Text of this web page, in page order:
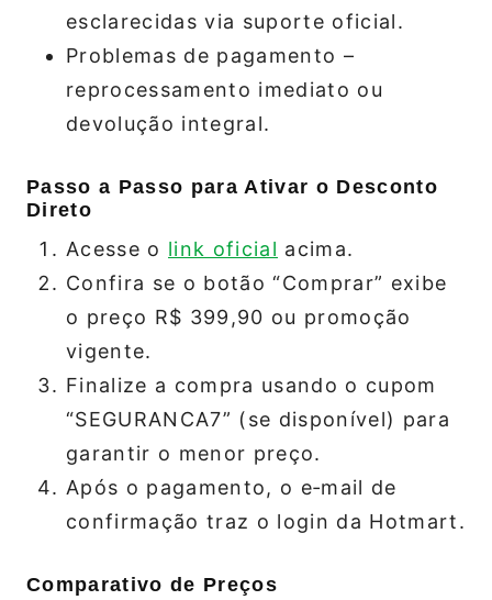
esclarecidas via suporte oficial.
Problemas de pagamento –
reprocessamento imediato ou
devolução integral.
Passo a Passo para Ativar o Desconto
Direto
Acesse o link oficial acima.
Confira se o botão “Comprar” exibe
o preço R$ 399,90 ou promoção
vigente.
Finalize a compra usando o cupom
“SEGURANCA7” (se disponível) para
garantir o menor preço.
Após o pagamento, o e‑mail de
confirmação traz o login da Hotmart.
Comparativo de Preços